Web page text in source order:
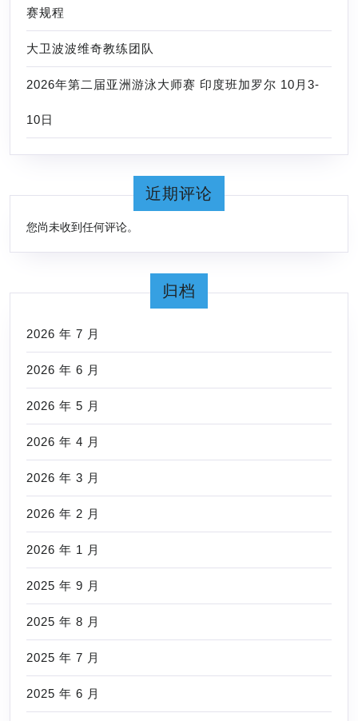
赛规程
大卫波波维奇教练团队
2026年第二届亚洲游泳大师赛 印度班加罗尔 10月3-
10日
近期评论
您尚未收到任何评论。
归档
2026 年 7 月
2026 年 6 月
2026 年 5 月
2026 年 4 月
2026 年 3 月
2026 年 2 月
2026 年 1 月
2025 年 9 月
2025 年 8 月
2025 年 7 月
2025 年 6 月